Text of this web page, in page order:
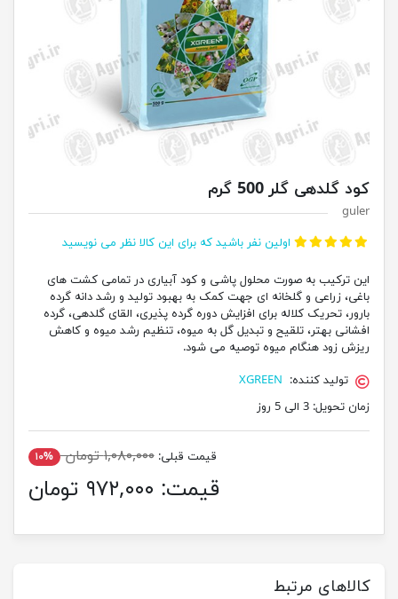
کود گلدهی گلر 500 گرم
guler
اولین نفر باشید که برای این کالا نظر می نویسید
این ترکیب به صورت محلول پاشی و کود آبیاری در تمامی کشت های
باغی، زراعی و گلخانه ای جهت کمک به بهبود تولید و رشد دانه گرده
بارور، تحریک کلاله برای افزایش دوره گرده پذیری، القای گلدهی، گرده
افشانی بهتر، تلقیح و تبدیل گل به میوه، تنظیم رشد میوه و کاهش
ریزش زود هنگام میوه توصیه می شود.
تولید کننده: XGREEN
زمان تحویل: 3 الی 5 روز
قیمت قبلی: ۱,۰۸۰,۰۰۰ تومان ۱۰%
قیمت: ۹۷۲,۰۰۰ تومان
کالاهای مرتبط